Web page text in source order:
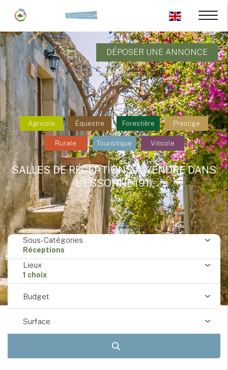
DÉPOSER UNE ANNONCE
Agricole Équestre Forestière Prestige
Rurale Touristique Viticole
SALLES DE RÉCEPTIONS À VENDRE DANS
L'ESSONNE (91)
Sous-Catégories
Réceptions
Lieux
1 choix
Budget
Surface